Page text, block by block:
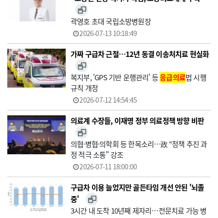
곽영호 초대 국립소방병원장
2026-07-13 10:18:49
가짜 구급차 근절…12년 동결 이송처치료 현실화
복지부, 'GPS 기반 운행관리' 등응급의료법 시행
규칙 개정
2026-07-12 14:54:45
의료계 수장들, 이재명 정부 의료정책 방향 비판
의협·병협·의학회 등 한목소리…政 "정책 추진 과
정 적극 소통" 강조
2026-07-11 18:00:00
구급차 이용 늘었지만 골든타임 개선 안된 '뇌졸
중'
3시간 내 도착 10년째 제자리…전문치료 가능 병